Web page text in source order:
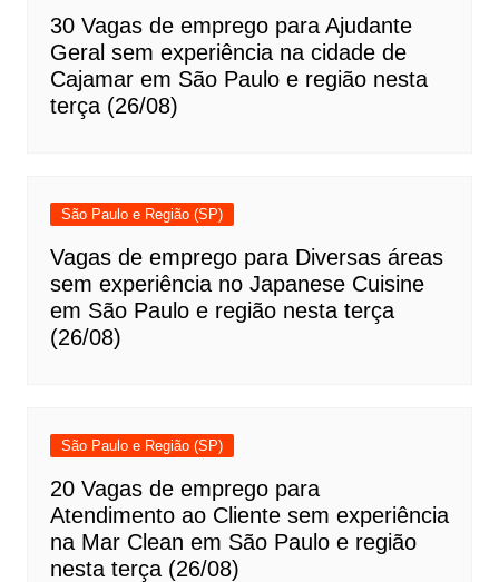
30 Vagas de emprego para Ajudante
Geral sem experiência na cidade de
Cajamar em São Paulo e região nesta
terça (26/08)
São Paulo e Região (SP)
Vagas de emprego para Diversas áreas
sem experiência no Japanese Cuisine
em São Paulo e região nesta terça
(26/08)
São Paulo e Região (SP)
20 Vagas de emprego para
Atendimento ao Cliente sem experiência
na Mar Clean em São Paulo e região
nesta terça (26/08)